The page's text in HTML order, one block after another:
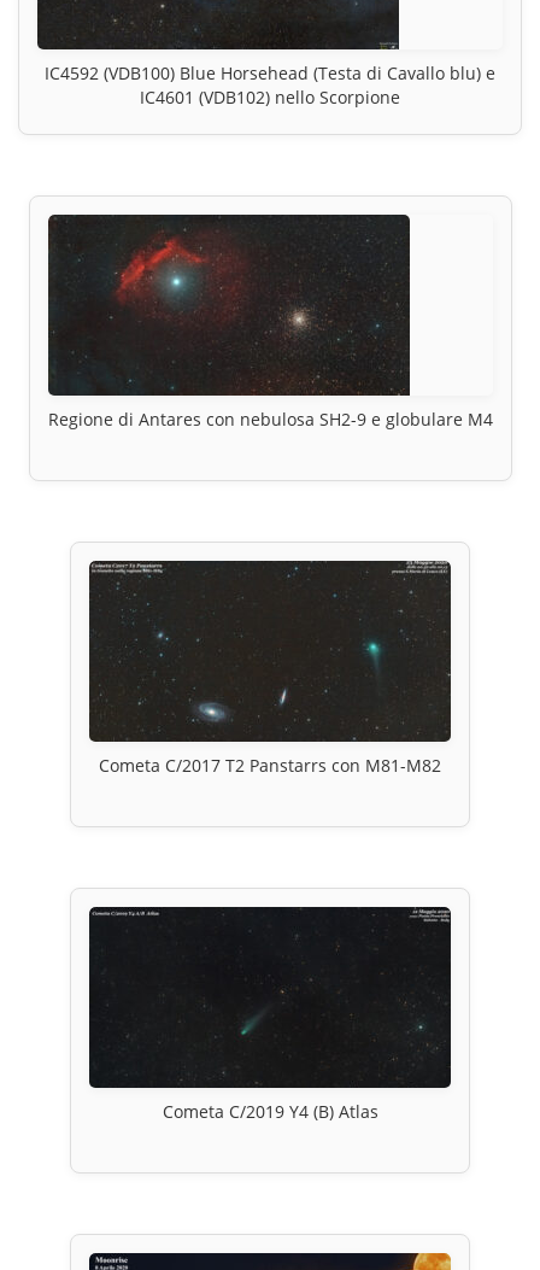
IC4592 (VDB100) Blue Horsehead (Testa di Cavallo blu) e
IC4601 (VDB102) nello Scorpione
Regione di Antares con nebulosa SH2-9 e globulare M4
Cometa C/2017 T2 Panstarrs con M81-M82
Cometa C/2019 Y4 (B) Atlas